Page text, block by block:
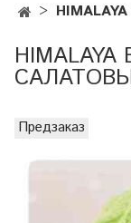
HIMALAYA
Предзаказ